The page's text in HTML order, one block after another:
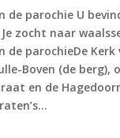
de parochie U
zocht naar
de parochieDe Kerk
Boven (de berg),
en de